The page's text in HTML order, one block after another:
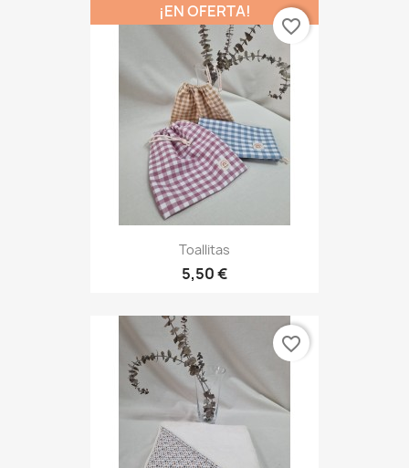
Toallitas
5,50 €
¡EN OFERTA!
favorite_border
favorite_border